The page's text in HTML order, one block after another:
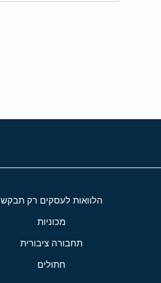
הלוואות לעסקים רק תבקש
מכוניות
תחבורה ציבורית
חתולים